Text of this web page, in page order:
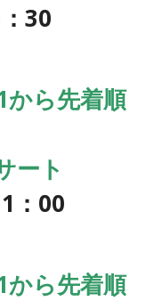
30
ら先着順
ート
：00
ら先着順